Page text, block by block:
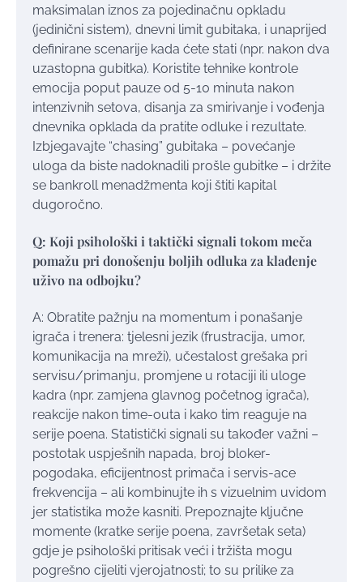
maksimalan iznos za pojedinačnu opkladu
(jedinični sistem), dnevni limit gubitaka, i unaprijed
definirane scenarije kada ćete stati (npr. nakon dva
uzastopna gubitka). Koristite tehnike kontrole
emocija poput pauze od 5-10 minuta nakon
intenzivnih setova, disanja za smirivanje i vođenja
dnevnika opklada da pratite odluke i rezultate.
Izbjegavajte “chasing” gubitaka – povećanje
uloga da biste nadoknadili prošle gubitke – i držite
se bankroll menadžmenta koji štiti kapital
dugoročno.
Q: Koji psihološki i taktički signali tokom meča
pomažu pri donošenju boljih odluka za klađenje
uživo na odbojku?
A: Obratite pažnju na momentum i ponašanje
igrača i trenera: tjelesni jezik (frustracija, umor,
komunikacija na mreži), učestalost grešaka pri
servisu/primanju, promjene u rotaciji ili uloge
kadra (npr. zamjena glavnog početnog igrača),
reakcije nakon time-outa i kako tim reaguje na
serije poena. Statistički signali su također važni –
postotak uspješnih napada, broj bloker-
pogodaka, eficijentnost primača i servis-ace
frekvencija – ali kombinujte ih s vizuelnim uvidom
jer statistika može kasniti. Prepoznajte ključne
momente (kratke serije poena, završetak seta)
gdje je psihološki pritisak veći i tržišta mogu
pogrešno cijeliti vjerojatnosti; to su prilike za